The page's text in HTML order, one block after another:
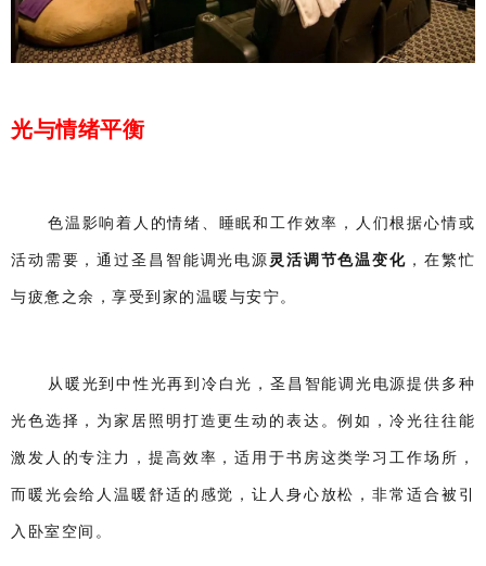
光与情绪平衡
色温影响着人的情绪、睡眠和工作效率，人们根据心情或
活动需要，通过圣昌智能调光电源灵活调节色温变化 ，在繁忙
与疲惫之余，享受到家的温暖与安宁。
从暖光到中性光再到冷白光，圣昌智能调光电源提供多种
光色选择，为家居照明打造更生动的表达。例如，冷光往往能
激发人的专注力，提高效率，适用于书房这类学习工作场所，
而暖光会给人温暖舒适的感觉，让人身心放松，非常适合被引
入卧室空间。